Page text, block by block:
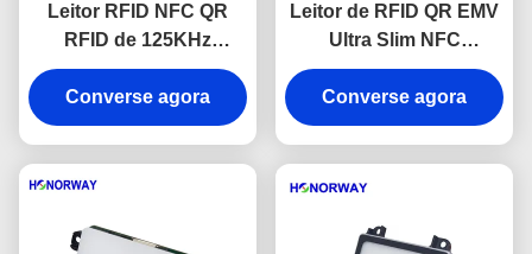
Leitor RFID NFC QR
RFID de 125KHz
13.56MHz com
Montagem Fixa para
Controle de Acesso
Converse agora
Leitor de RFID QR EMV
Ultra Slim NFC
Incorporado para
Pagamento e Controle
de Acesso Móvel
Converse agora